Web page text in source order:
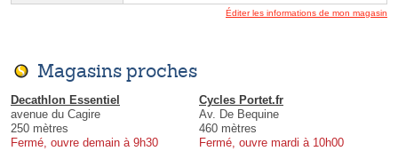
Éditer les informations de mon magasin
Magasins proches
Decathlon Essentiel
avenue du Cagire
250 mètres
Fermé, ouvre demain à 9h30
Cycles Portet.fr
Av. De Bequine
460 mètres
Fermé, ouvre mardi à 10h00